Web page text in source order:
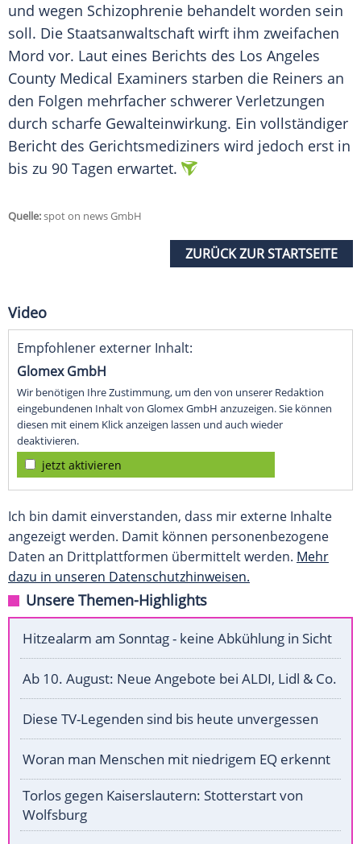
und wegen Schizophrenie behandelt worden sein
soll. Die Staatsanwaltschaft wirft ihm zweifachen
Mord vor. Laut eines Berichts des Los Angeles
County Medical Examiners starben die Reiners an
den Folgen mehrfacher schwerer Verletzungen
durch scharfe Gewalteinwirkung. Ein vollständiger
Bericht des Gerichtsmediziners wird jedoch erst in
bis zu 90 Tagen erwartet.
Quelle:spot on news GmbH
ZURÜCK ZUR STARTSEITE
Video
Empfohlener externer Inhalt:
Glomex GmbH
Wir benötigen Ihre Zustimmung, um den von unserer Redaktion
eingebundenen Inhalt von Glomex GmbH anzuzeigen. Sie können
diesen mit einem Klick anzeigen lassen und auch wieder
deaktivieren.
jetzt aktivieren
Ich bin damit einverstanden, dass mir externe Inhalte
angezeigt werden. Damit können personenbezogene
Daten an Drittplattformen übermittelt werden. Mehr
dazu in unseren Datenschutzhinweisen.
Unsere Themen-Highlights
Hitzealarm am Sonntag - keine Abkühlung in Sicht
Ab 10. August: Neue Angebote bei ALDI, Lidl & Co.
Diese TV-Legenden sind bis heute unvergessen
Woran man Menschen mit niedrigem EQ erkennt
Torlos gegen Kaiserslautern: Stotterstart von
Wolfsburg